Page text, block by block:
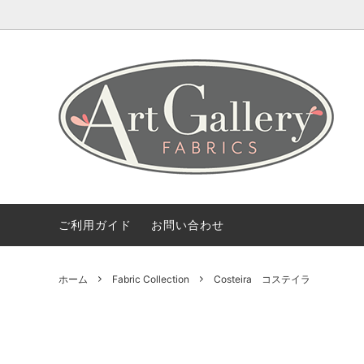
Coming Soon Fabric
Bundles(カットクロスのセット)
ART GALLERY FARICSの海外情報 【無料
デザイナー紹介
会社概要 ご利用
ご利用ガイド お問い合わせ
ホーム Fabric Collection Costeira コステイラ